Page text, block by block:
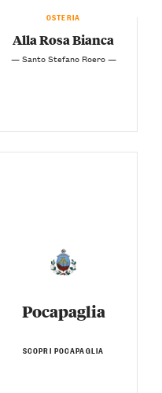
OSTERIA
Alla Rosa Bianca
— Santo Stefano Roero —
Pocapaglia
SCOPRI POCAPAGLIA